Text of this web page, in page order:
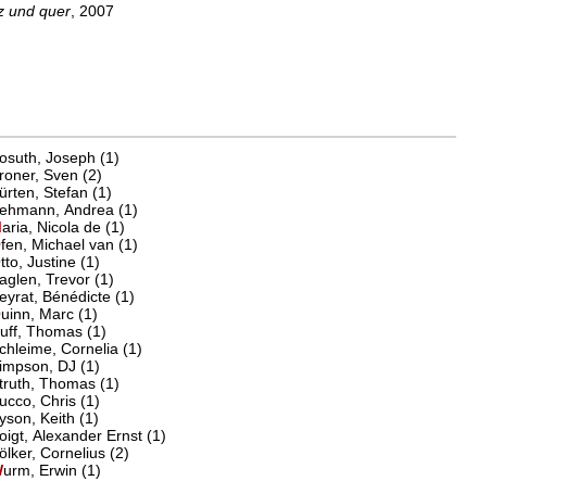
und quer, 2007
Kosuth, Joseph (1)
Kroner, Sven (2)
Kürten, Stefan (1)
ehmann, Andrea(1)
aria, Nicola de(1)
fen, Michael van(1)
Otto, Justine (1)
aglen, Trevor(1)
Peyrat, Bénédicte (1)
uinn, Marc(1)
uff, Thomas(1)
chleime, Cornelia(1)
Simpson, DJ (1)
Struth, Thomas (1)
Succo, Chris (1)
yson, Keith(1)
oigt, Alexander Ernst(1)
Völker, Cornelius (2)
urm, Erwin(1)